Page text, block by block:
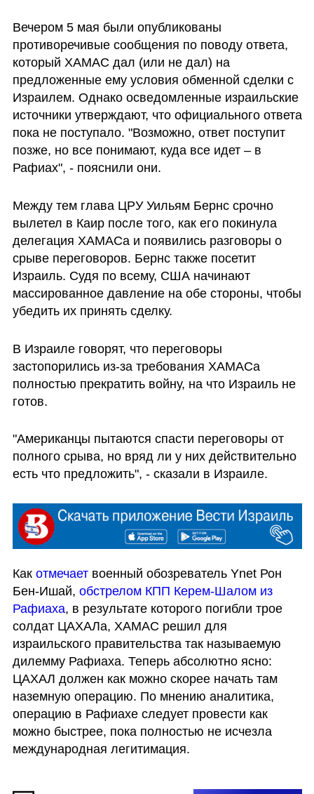
Вечером 5 мая были опубликованы
противоречивые сообщения по поводу ответа,
который ХАМАС дал (или не дал) на
предложенные ему условия обменной сделки с
Израилем. Однако осведомленные израильские
источники утверждают, что официального ответа
пока не поступало. "Возможно, ответ поступит
позже, но все понимают, куда все идет – в
Рафиах", - пояснили они.
Между тем глава ЦРУ Уильям Бернс срочно
вылетел в Каир после того, как его покинула
делегация ХАМАСа и появились разговоры о
срыве переговоров. Бернс также посетит
Израиль. Судя по всему, США начинают
массированное давление на обе стороны, чтобы
убедить их принять сделку.
В Израиле говорят, что переговоры
застопорились из-за требования ХАМАСа
полностью прекратить войну, на что Израиль не
готов.
"Американцы пытаются спасти переговоры от
полного срыва, но вряд ли у них действительно
есть что предложить", - сказали в Израиле.
Как отмечает военный обозреватель Ynet Рон
Бен-Ишай, обстрелом КПП Керем-Шалом из
Рафиаха, в результате которого погибли трое
солдат ЦАХАЛа, ХАМАС решил для
израильского правительства так называемую
дилемму Рафиаха. Теперь абсолютно ясно:
ЦАХАЛ должен как можно скорее начать там
наземную операцию. По мнению аналитика,
операцию в Рафиахе следует провести как
можно быстрее, пока полностью не исчезла
международная легитимация.